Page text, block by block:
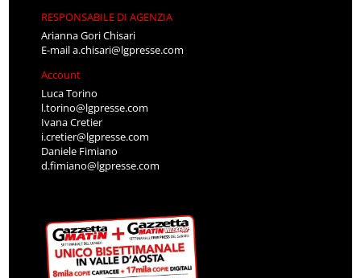
RESPONSABILE DI AGENZIA
Arianna Gori Chisari
E-maila.chisari@lgpresse.com
Account
Luca Torino
l.torino@lgpresse.com
Ivana Cretier
i.cretier@lgpresse.com
Daniele Fimiano
d.fimiano@lgpresse.com